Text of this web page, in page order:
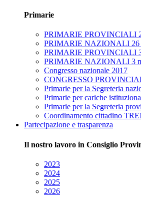
Primarie
PRIMARIE PROVINCIALI
PRIMARIE NAZIONALI 26
PRIMARIE PROVINCIALI
PRIMARIE NAZIONALI 3
Congresso nazionale 2017
CONGRESSO
Primarie per la Segreteria
Primarie per cariche
Primarie per la Segreteria
Coordinamento cittadino
Partecipazione e trasparenza
Il nostro lavoro in Consiglio
2023
2024
2025
2026